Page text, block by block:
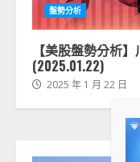
盤勢分析
【美股盤勢分析
(2025.01.22)
2025 年 1 月 22 日